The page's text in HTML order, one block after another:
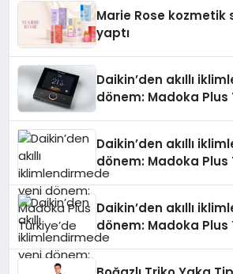
Marie Rose kozmetik
yaptı
Daikin’den akıllı
dönem: Madoka Plus
Daikin’den akıllı
dönem: Madoka Plus
Daikin’den akıllı
dönem: Madoka Plus